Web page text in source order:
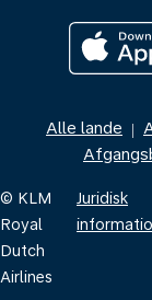
Alle lande |
© KLM
Royal
Dutch
Airlines
Juridisk